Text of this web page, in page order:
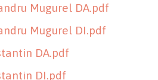
Mugurel DA.pdf
Mugurel DI.pdf
DA.pdf
DI.pdf